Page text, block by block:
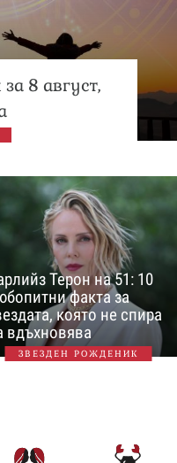
8 август,
Терон на 51: 10
факта за
която не спира
вдъхновява
ЗВЕЗДЕН РОЖДЕНИК